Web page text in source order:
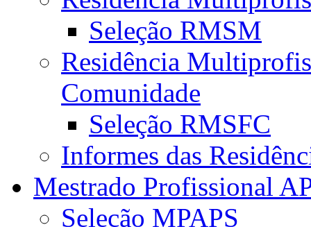
Seleção RMSM
Residência
Comunidade
Seleção RMSFC
Informes das
Mestrado Profissional
Seleção MPAPS